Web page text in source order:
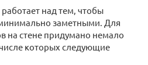
над тем, чтобы
заметными. Для
на стене придумано немало
которых следующие